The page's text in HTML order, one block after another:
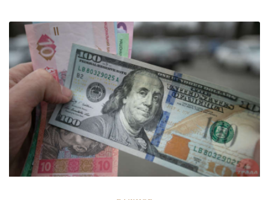
зерновые
культуры»